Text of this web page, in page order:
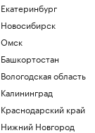
Екатеринбург
Новосибирск
Омск
Башкортостан
Вологодская область
Калининград
Краснодарский край
Нижний Новгород